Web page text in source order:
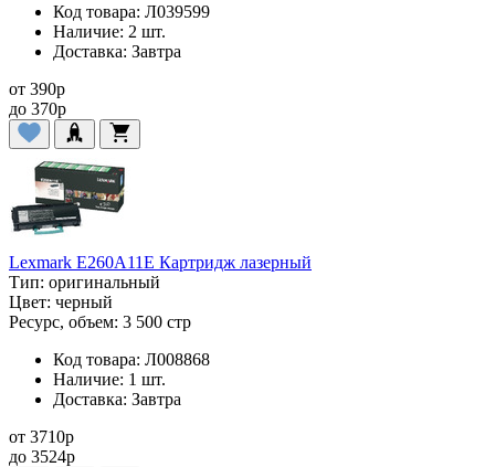
Код товара: Л039599
Наличие: 2 шт.
Доставка: Завтра
от 390p
до 370p
Lexmark E260A11E Картридж лазерный
Тип: оригинальный
Цвет: черный
Ресурс, объем: 3 500 стр
Код товара: Л008868
Наличие: 1 шт.
Доставка: Завтра
от 3710p
до 3524p